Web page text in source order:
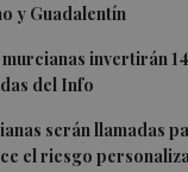
y Guadalentín
invertirán
del Info
serán llamadas
el riesgo